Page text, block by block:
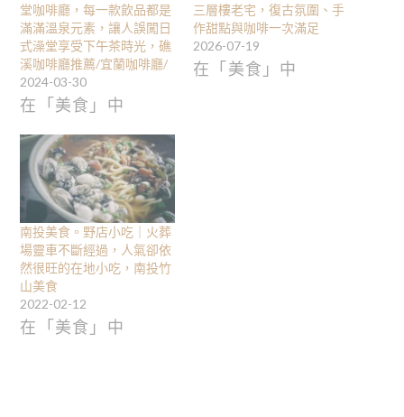
堂咖啡廳，每一款飲品都是
滿滿溫泉元素，讓人誤闖日
式澡堂享受下午茶時光，礁
溪咖啡廳推薦/宜蘭咖啡廳/
2024-03-30
在「美食」中
三層樓老宅，復古氛圍、手
作甜點與咖啡一次滿足
2026-07-19
在「美食」中
南投美食。野店小吃｜火葬
場靈車不斷經過，人氣卻依
然很旺的在地小吃，南投竹
山美食
2022-02-12
在「美食」中